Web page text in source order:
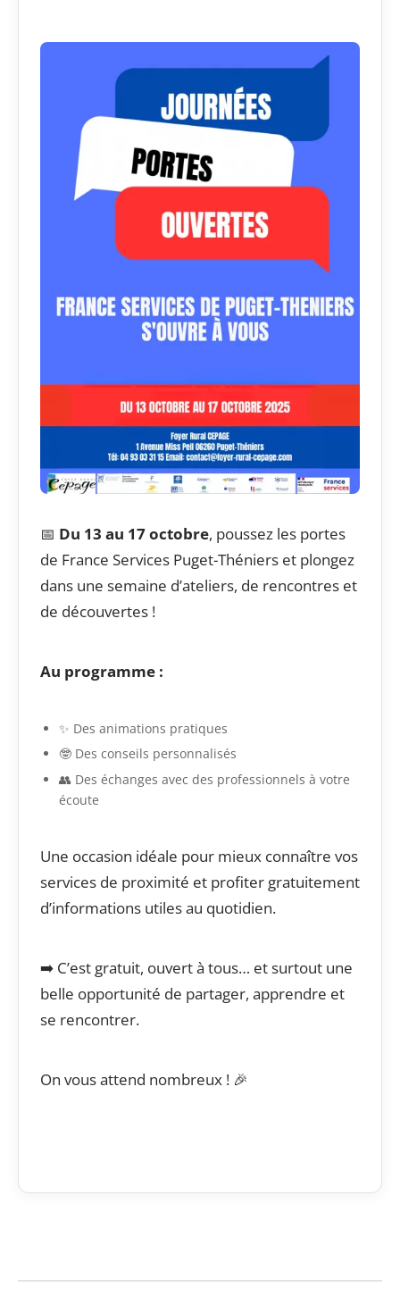
📅 Du 13 au 17 octobre, poussez les portes
de France Services Puget-Théniers et plongez
dans une semaine d’ateliers, de rencontres et
de découvertes !
Au programme :
✨ Des animations pratiques
🤓 Des conseils personnalisés
👥 Des échanges avec des professionnels à votre
écoute
Une occasion idéale pour mieux connaître vos
services de proximité et profiter gratuitement
d’informations utiles au quotidien.
➡️ C’est gratuit, ouvert à tous… et surtout une
belle opportunité de partager, apprendre et
se rencontrer.
On vous attend nombreux ! 🎉